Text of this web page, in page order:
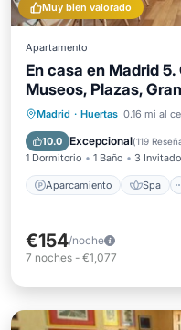
Muy bien valorado
Apartamento
En casa en Madrid
Museos, Plazas,
Madrid · Huertas 0.16 mi al
10.0 Excepcional(119
1 Dormitorio 1 Baño 3
Aparcamiento Spa
Aparcamiento
Aire
€154/noche
7 noches - €1,077